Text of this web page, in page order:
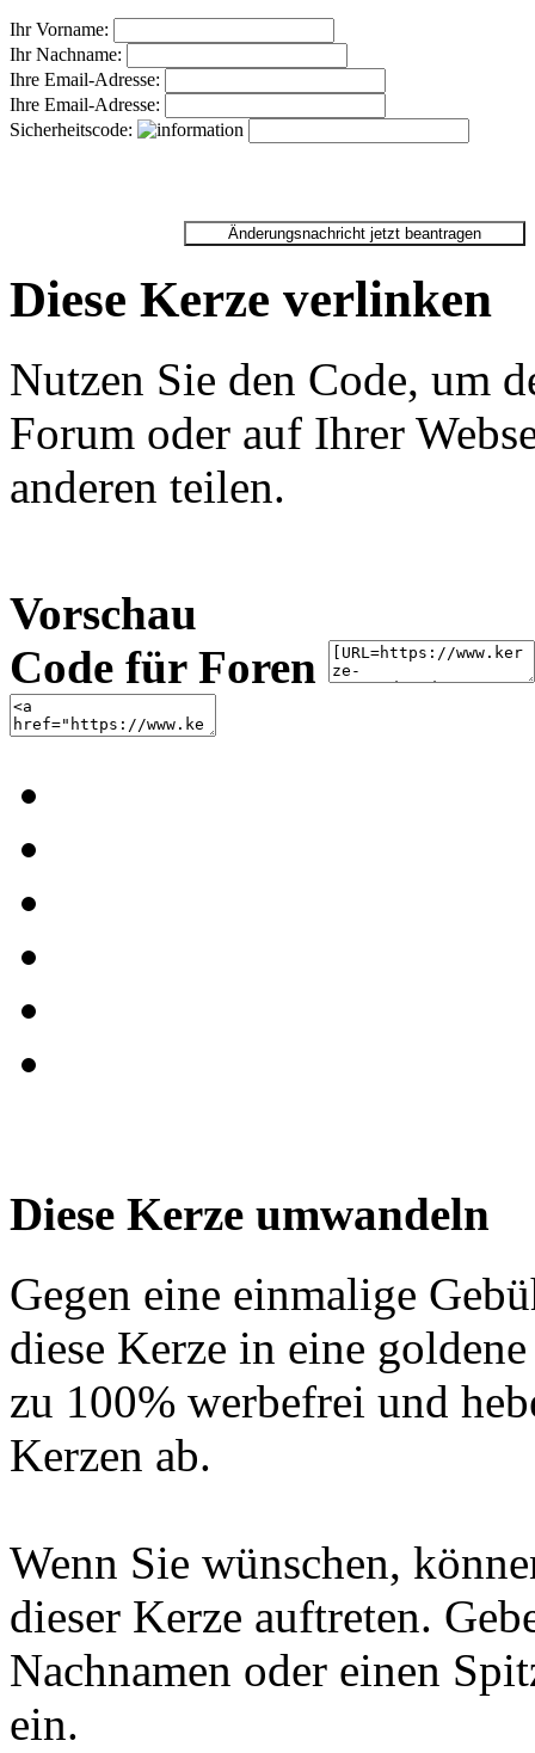
Ihr Vorname:
Ihr Nachname:
Ihre Email-Adresse:
Ihre Email-Adresse:
Sicherheitscode:
Diese Kerze verlinken
Nutzen Sie den Code, um
Forum oder auf Ihrer
anderen teilen.
Vorschau
Code für Foren
Diese Kerze umwandeln
Gegen eine einmalige
diese Kerze in eine
zu 100% werbefrei und
Kerzen ab.
Wenn Sie wünschen,
dieser Kerze auftreten.
Nachnamen oder einen
ein.